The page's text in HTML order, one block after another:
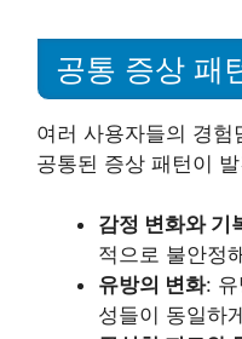
공통 증상 패
여러 사용자들의 경
공통된 증상 패턴이
감정 변화와 기
적으로 불안정
유방의 변화: 유
성들이 동일하